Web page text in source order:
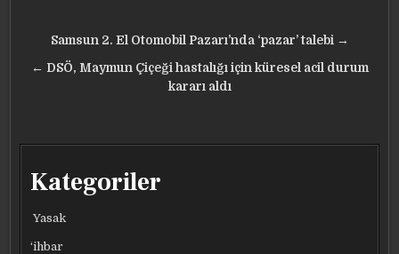
Yazı
gezinmesi
Samsun 2. El Otomobil Pazarı’nda ‘pazar’ talebi →
← DSÖ, Maymun Çiçeği hastalığı için küresel acil durum
kararı aldı
Kategoriler
Yasak
‘ihbar